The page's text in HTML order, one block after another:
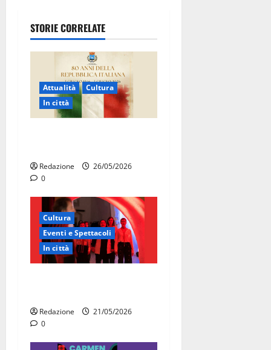
STORIE CORRELATE
Attualità
Cultura
In città
Redazione
26/05/2026
0
Cultura
Eventi e Spettacoli
In città
Redazione
21/05/2026
0